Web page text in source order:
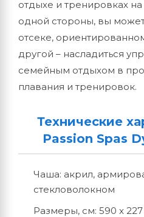
отдыхе и тренировках
одной стороны, вы
отсеке,
другой – насладиться
семейным отдыхом в
плавания и тренировок.
Технические
Passion Spas
Чаша: акрил,
стекловолокном
Размеры, см: 590 x 227